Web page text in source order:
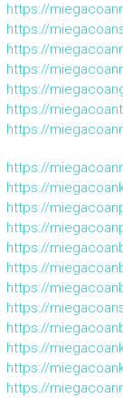
https://
https://
https://
https://
https://
https://
https://
https://
https://
https://
https://
https://
https://
https://
https://
https://
https://
https://
https://